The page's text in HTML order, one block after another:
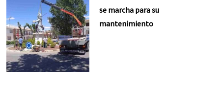
se marcha para su
mantenimiento